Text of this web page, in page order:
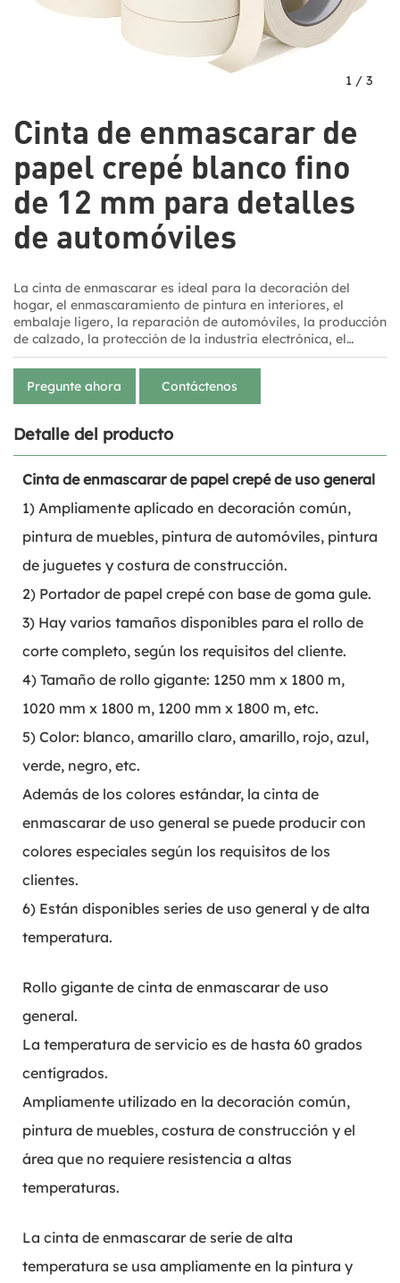
Cinta de enmascarar de
papel crepé blanco fino
de 12 mm para detalles
de automóviles
La cinta de enmascarar es ideal para la decoración del
hogar, el enmascaramiento de pintura en interiores, el
embalaje ligero, la reparación de automóviles, la producción
de calzado, la protección de la industria electrónica, el
empaquetado y el etiquetado. Es práctica para la
construcción, el hogar, la oficina y aplicaciones industriales.
Se utiliza ampliamente para la separación de colores en la
pintura de interiores y exteriores.
Pregunte ahora Contáctenos
1 / 3
Detalle del producto
Cinta de enmascarar de papel crepé de uso general
1) Ampliamente aplicado en decoración común,
pintura de muebles, pintura de automóviles, pintura
de juguetes y costura de construcción.
2) Portador de papel crepé con base de goma gule.
3) Hay varios tamaños disponibles para el rollo de
corte completo, según los requisitos del cliente.
4) Tamaño de rollo gigante: 1250 mm x 1800 m,
1020 mm x 1800 m, 1200 mm x 1800 m, etc.
5) Color: blanco, amarillo claro, amarillo, rojo, azul,
verde, negro, etc.
Además de los colores estándar, la cinta de
enmascarar de uso general se puede producir con
colores especiales según los requisitos de los
clientes.
6) Están disponibles series de uso general y de alta
temperatura.
Rollo gigante de cinta de enmascarar de uso
general.
La temperatura de servicio es de hasta 60 grados
centígrados.
Ampliamente utilizado en la decoración común,
pintura de muebles, costura de construcción y el
área que no requiere resistencia a altas
temperaturas.
La cinta de enmascarar de serie de alta
temperatura se usa ampliamente en la pintura y